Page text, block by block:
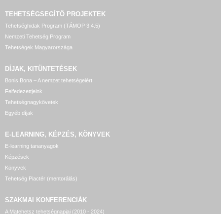
TEHETSÉGSEGÍTŐ PROJEKTEK
Tehetséghidak Program (TÁMOP 3.4.5)
Nemzeti Tehetség Program
Tehetségek Magyarországa
DÍJAK, KITÜNTETÉSEK
Bonis Bona – A nemzet tehetségeiért
Felfedezettjeink
Tehetségnagykövetek
Egyéb díjak
E-LEARNING, KÉPZÉS, KÖNYVEK
E-learning tananyagok
Képzések
Könyvek
Tehetség Piactér (mentorálás)
SZAKMAI KONFERENCIÁK
A Matehetsz tehetségnapjai (2010 - 2024)